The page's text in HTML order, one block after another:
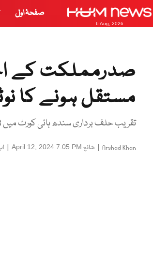
6 Aug, 2026
صفحۂ اول
مستقل ہونے کا
تقریب حلف برداری سندھ ہائی کورٹ میں 13 اپریل کو ہو گی
Arshad Khan
| شائع April 12, 2024 7:05 PM
|